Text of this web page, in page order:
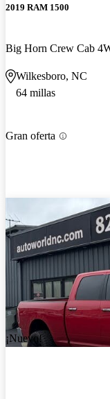
2019 RAM 1500
Big Horn Crew Cab
Wilkesboro, NC
64 millas
Gran oferta
¡Nuevo!